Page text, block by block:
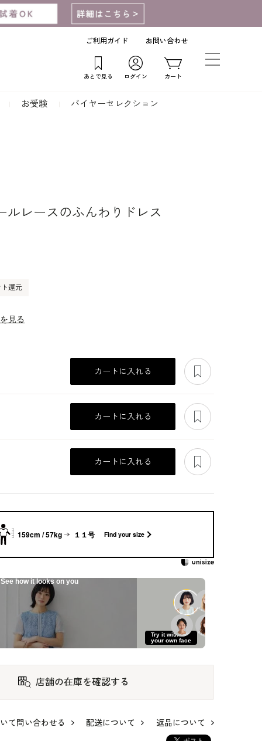
ご利用ガイド お問い合わせ
あとで見る ログイン カート
お受験 バイヤーセレクション
ッ
腰周りすっきり見せ
チェックツイードジ
ケープ付き前開きの
ルレースのふんわりドレス
還元
見る
カートに入れる
カートに入れる
カートに入れる
159cm / 57kg １１号 Find your size
See how it looks on you
Try it with
your own face
店舗の在庫を確認する
て問い合わせる 配送について 返品について